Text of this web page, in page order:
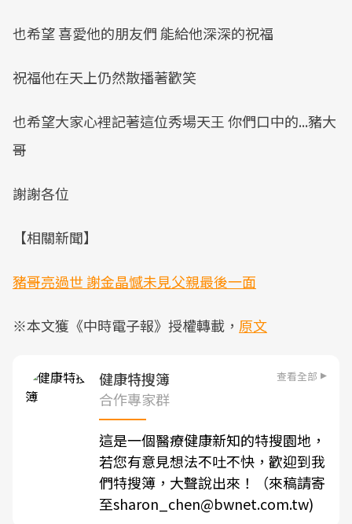
也希望 喜愛他的朋友們 能給他深深的祝福
祝福他在天上仍然散播著歡笑
也希望大家心裡記著這位秀場天王 你們口中的...豬大
哥
謝謝各位
【相關新聞】
豬哥亮過世 謝金晶憾未見父親最後一面
※本文獲《中時電子報》授權轉載， 原文
健康特搜簿 查看全部
合作專家群
這是一個醫療健康新知的特搜園地，
若您有意見想法不吐不快，歡迎到我
們特搜簿，大聲說出來！（來稿請寄
至sharon_chen@bwnet.com.tw)